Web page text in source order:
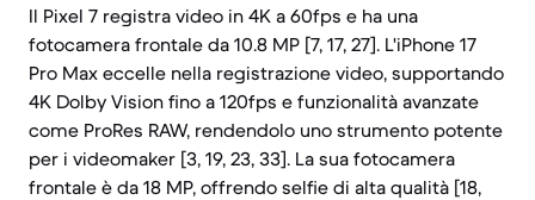
Il Pixel 7 registra video in 4K a 60fps e ha una
fotocamera frontale da 10.8 MP [7, 17, 27]. L'iPhone 17
Pro Max eccelle nella registrazione video, supportando
4K Dolby Vision fino a 120fps e funzionalità avanzate
come ProRes RAW, rendendolo uno strumento potente
per i videomaker [3, 19, 23, 33]. La sua fotocamera
frontale è da 18 MP, offrendo selfie di alta qualità [18,